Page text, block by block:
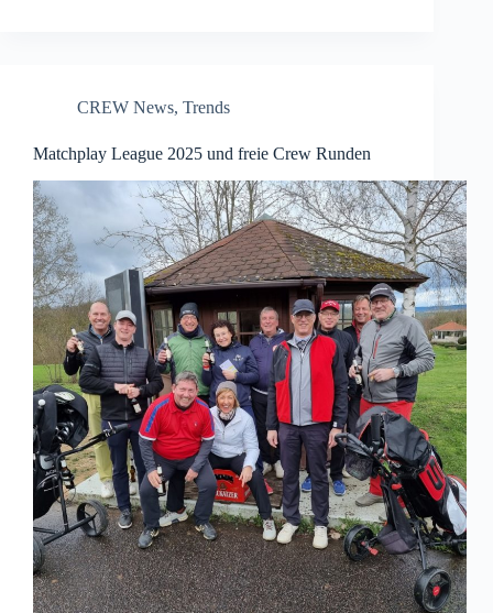
CREW News, Trends
Matchplay League 2025 und freie Crew Runden